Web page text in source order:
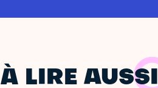
À LIRE AUSSI